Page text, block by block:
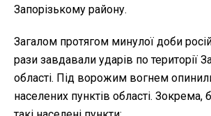
Запорізькому району.
Загалом протягом минулої доби
рази завдавали ударів по території
області. Під ворожим вогнем
населених пунктів області. Зокрема,